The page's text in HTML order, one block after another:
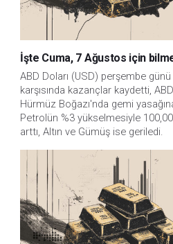
İşte Cuma, 7 Ağustos için
ABD Doları (USD) perşembe
karşısında kazançlar kaydetti,
Hürmüz Boğazı'nda gemi
Petrolün %3 yükselmesiyle
arttı, Altın ve Gümüş ise geriledi.